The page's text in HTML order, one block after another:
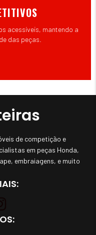
acessíveis, mantendo a
das peças.
de competição e
em peças Honda,
embraiagens, e muito